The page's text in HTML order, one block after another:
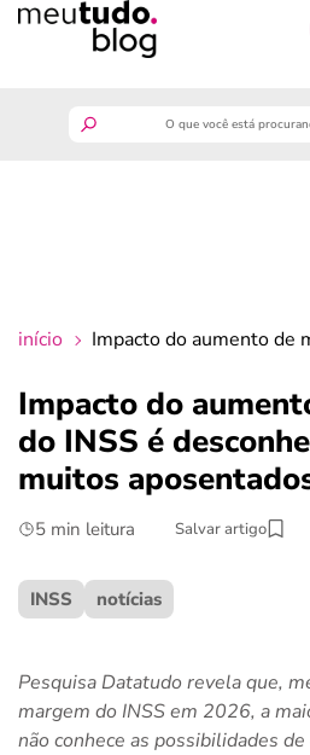
crédito fácil
últimas notícias
início Impacto do aumento de
Impacto do
do INSS é
muitos
5 min leitura Salvar artigo
INSS notícias
Pesquisa Datatudo revela que,
margem do INSS em 2026, a
não conhece as possibilidades